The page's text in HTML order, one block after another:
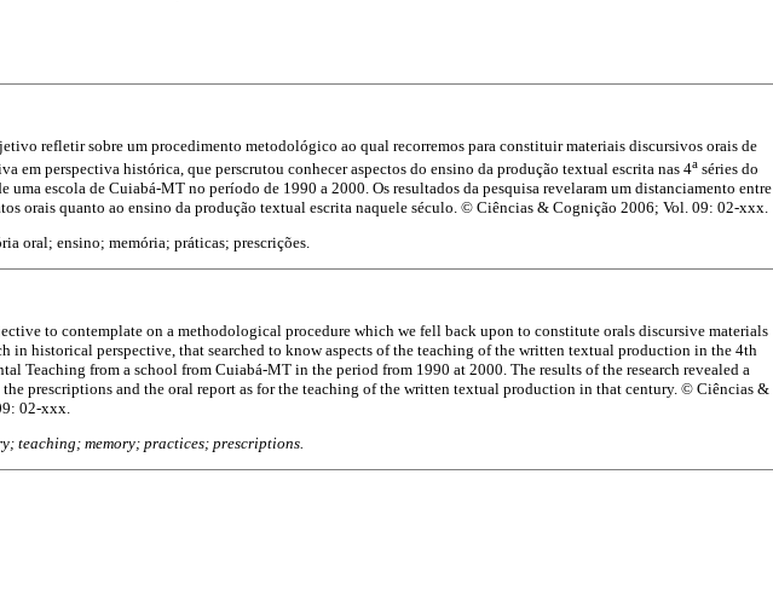
refletir sobre um procedimento metodológico ao qual recorremos para constituir materiais discursivos orais de
em perspectiva histórica, que perscrutou conhecer aspectos do ensino da produção textual escrita nas 4a séries do
uma escola de Cuiabá-MT no período de 1990 a 2000. Os resultados da pesquisa revelaram um distanciamento entre
orais quanto ao ensino da produção textual escrita naquele século. © Ciências & Cognição 2006; Vol. 09: 02-xxx.
oral; ensino; memória; práticas; prescrições.
to contemplate on a methodological procedure which we fell back upon to constitute orals discursive materials
in historical perspective, that searched to know aspects of the teaching of the written textual production in the 4th
Teaching from a school from Cuiabá-MT in the period from 1990 at 2000. The results of the research revealed a
the prescriptions and the oral report as for the teaching of the written textual production in that century. © Ciências &
02-xxx.
teaching; memory; practices; prescriptions.